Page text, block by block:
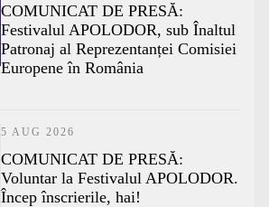
COMUNICAT DE PRESĂ:
Festivalul APOLODOR, sub Înaltul
Patronaj al Reprezentanței Comisiei
Europene în România
5 AUG 2026
COMUNICAT DE PRESĂ:
Voluntar la Festivalul APOLODOR.
Încep înscrierile, hai!